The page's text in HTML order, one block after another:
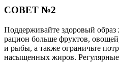
СОВЕТ №2
Поддерживайте здоровый
рацион больше фруктов,
и рыбы, а также ограничьте
насыщенных жиров. Регулярные